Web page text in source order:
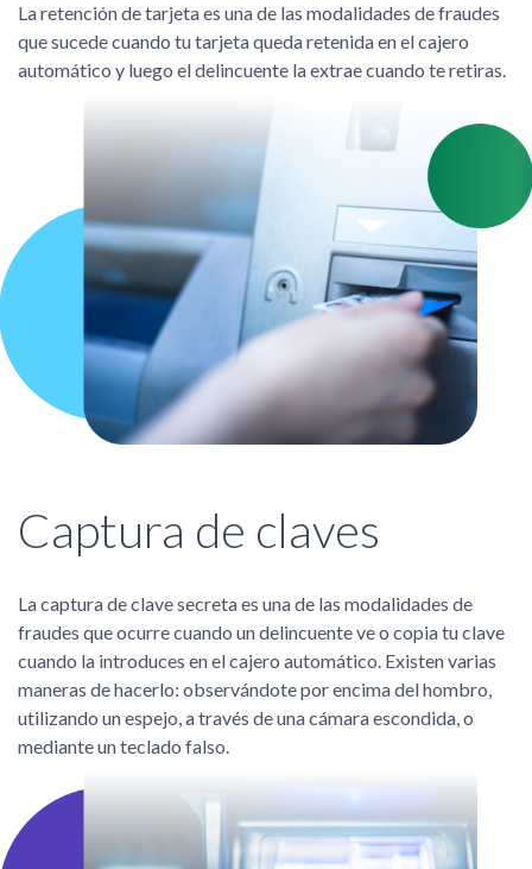
La retención de tarjeta es una de las modalidades de fraudes
que sucede cuando tu tarjeta queda retenida en el cajero
automático y luego el delincuente la extrae cuando te retiras.
Captura de claves
La captura de clave secreta es una de las modalidades de
fraudes que ocurre cuando un delincuente ve o copia tu clave
cuando la introduces en el cajero automático. Existen varias
maneras de hacerlo: observándote por encima del hombro,
utilizando un espejo, a través de una cámara escondida, o
mediante un teclado falso.